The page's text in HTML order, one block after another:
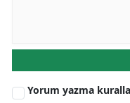
Yorum yazma